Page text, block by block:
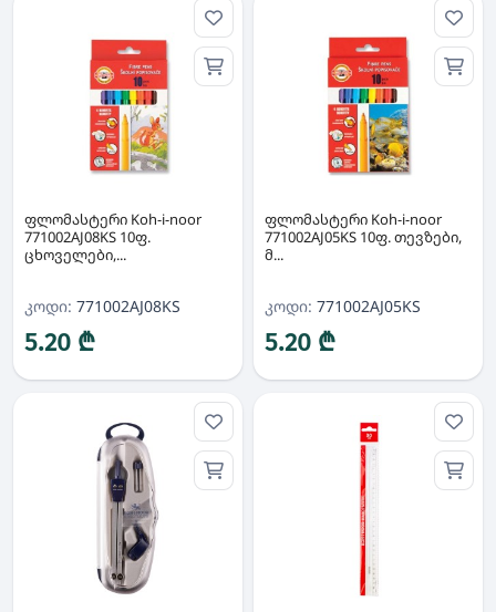
ფლომასტერი Koh-i-noor
771002AJ08KS 10ფ.
ცხოველები,...
კოდი: 771002AJ08KS
5.20 ₾
ფლომასტერი Koh-i-noor
771002AJ05KS 10ფ. თევზები,
მ...
კოდი: 771002AJ05KS
5.20 ₾